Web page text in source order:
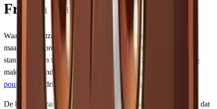
French press
Waar de Baratza Encore stopt bij 40 standen en niet fijn genoeg
maalt voor espresso, gaat de Smart Grinder Pro verder. Met 60
standen en een fijnere ondergrens kun je daadwerkelijk
espresso
malen. De standen 1-15 zijn geschikt voor espresso, 15-30 voor
pour-over
en drip, en 30-60 voor French press
De keerzijde van stepped verstellingen (in plaats van stepless) is dat